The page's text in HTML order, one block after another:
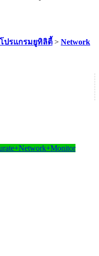
โปรแกรมยูทิลิตี้ > Network